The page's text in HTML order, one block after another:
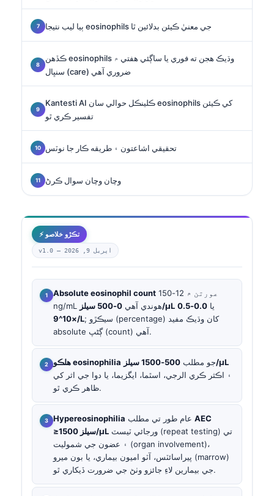
ٻيا ليب نتيجا eosinophils جي معنيٰ ڪيئن بدلائين ٿا
ڪڏهن eosinophils وڌيڪ هجن ته فوري يا ساڳئي هفتي ۾
سنڀال (care) ضروري آهي
Kantesti AI ڪلينڪل حوالي سان eosinophils کي ڪيئن
تفسير ڪري ٿو
تحقيقي اشاعتون ۽ طريقه ڪار جا نوٽس
وچان وچان سوال ڪرڻ
⚡ تڪڙو خلاصو
v1.0 — اپريل 9, 2026
Absolute eosinophil count
ng/mL هوندي آهي0-500 سيلز/µL يا
0.0-0.5
×10^9/L; سيڪڙو (percentage) کان وڌيڪ مفيد
absolute ڳڻپ (count) آهي.
هلڪو eosinophilia جو مطلب500-1500 سيلز/µL
۽ اڪثر ڪري الرجي، اسٿما، ايگزيما، يا دوا جي اثر کي
ظاهر ڪري ٿو.
Hypereosinophilia
AEC
≥1500 سيلز/µL
۽ عضون جي شموليت (organ involvement)،
پيراسائٽس، آٽو اميون بيماري، يا بون ميرو (marrow)
جي بيمارين لاءِ جائزو وٺڻ جي ضرورت ڏيکاري ٿو.